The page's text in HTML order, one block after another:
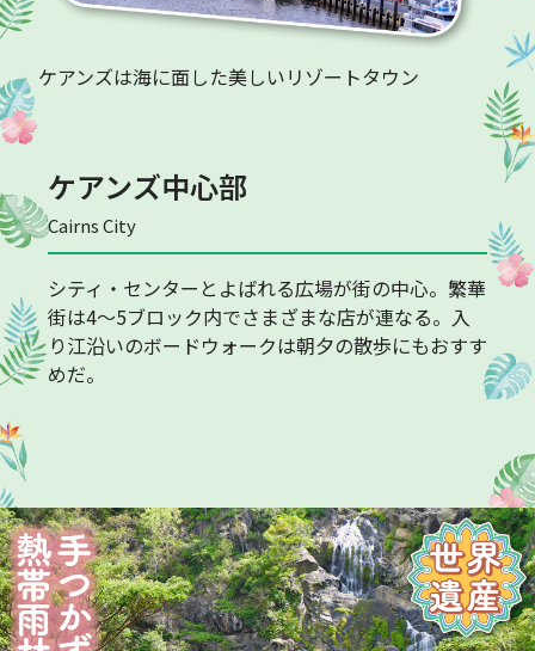
ケアンズは海に面した美しいリゾートタウン
ケアンズ中心部
Cairns City
シティ・センターとよばれる広場が街の中心。繁華
街は4～5ブロック内でさまざまな店が連なる。入
り江沿いのボードウォークは朝夕の散歩にもおすす
めだ。